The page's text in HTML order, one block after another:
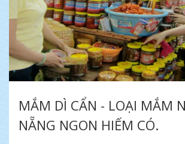
MẮM DÌ CẨN - LOẠI MẮM
NẴNG NGON HIẾM CÓ.